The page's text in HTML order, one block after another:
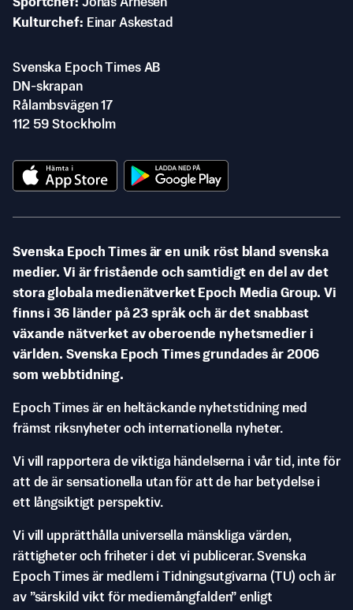
Kulturchef
Einar Askestad
Svenska Epoch Times AB
DN-skrapan
Rålambsvägen 17
112 59 Stockholm
Svenska Epoch Times är en unik röst bland svenska
medier. Vi är fristående och samtidigt en del av det
stora globala medienätverket Epoch Media Group. Vi
finns i 36 länder på 23 språk och är det snabbast
växande nätverket av oberoende nyhetsmedier i
världen. Svenska Epoch Times grundades år 2006
som webbtidning.
Epoch Times är en heltäckande nyhetstidning med
främst riksnyheter och internationella nyheter.
Vi vill rapportera de viktiga händelserna i vår tid, inte för
att de är sensationella utan för att de har betydelse i
ett långsiktigt perspektiv.
Vi vill upprätthålla universella mänskliga värden,
rättigheter och friheter i det vi publicerar. Svenska
Epoch Times är medlem i Tidningsutgivarna (TU) och är
av ”särskild vikt för mediemångfalden” enligt